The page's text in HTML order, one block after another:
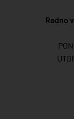
Radno